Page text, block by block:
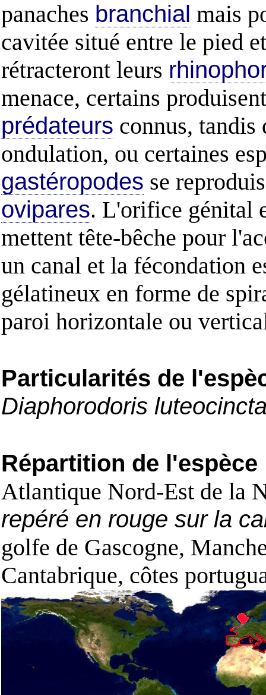
panaches branchial mais
cavitée situé entre le pied
rétracteront leurs
menace, certains
prédateurs connus, tandis
ondulation, ou certaines
gastéropodes se
ovipares. L'orifice génital
mettent tête-bêche pour
un canal et la fécondation
gélatineux en forme de
paroi horizontale ou
Particularités de
Diaphorodoris
Répartition de l'espèce
Atlantique Nord-Est de la
repéré en rouge sur la
golfe de Gascogne,
Cantabrique, côtes